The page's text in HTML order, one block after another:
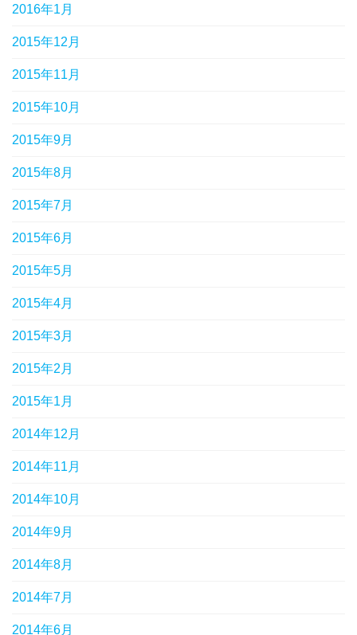
2016年1月
2015年12月
2015年11月
2015年10月
2015年9月
2015年8月
2015年7月
2015年6月
2015年5月
2015年4月
2015年3月
2015年2月
2015年1月
2014年12月
2014年11月
2014年10月
2014年9月
2014年8月
2014年7月
2014年6月